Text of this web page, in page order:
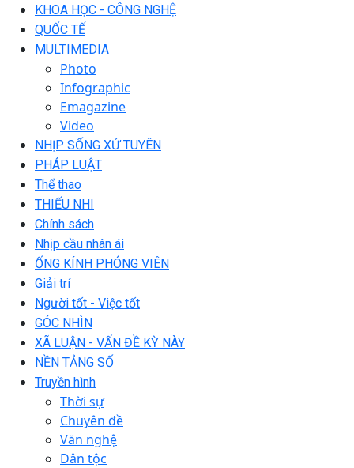
KHOA HỌC - CÔNG NGHỆ
QUỐC TẾ
MULTIMEDIA
Photo
Infographic
Emagazine
Video
NHỊP SỐNG XỨ TUYÊN
PHÁP LUẬT
Thể thao
THIẾU NHI
Chính sách
Nhịp cầu nhân ái
ỐNG KÍNH PHÓNG VIÊN
Giải trí
Người tốt - Việc tốt
GÓC NHÌN
XÃ LUẬN - VẤN ĐỀ KỲ NÀY
NỀN TẢNG SỐ
Truyền hình
Thời sự
Chuyên đề
Văn nghệ
Dân tộc